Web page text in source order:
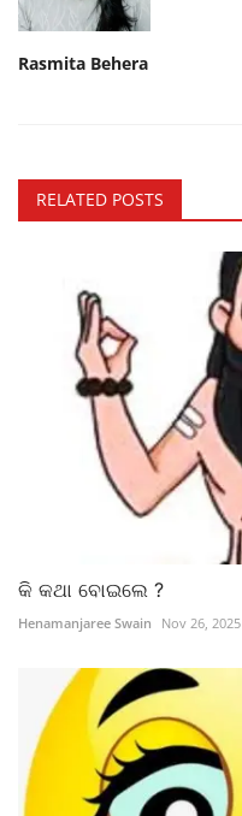
Rasmita Behera
RELATED POSTS
କି କଥା ବୋଇଲେ ?
Henamanjaree Swain Nov 26, 2025